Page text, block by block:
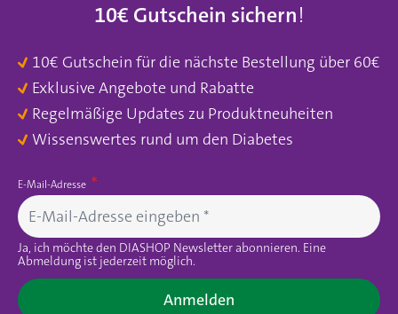
10€ Gutschein sichern!
10€ Gutschein für die nächste Bestellung über 60€
Exklusive Angebote und Rabatte
Regelmäßige Updates zu Produktneuheiten
Wissenswertes rund um den Diabetes
E-Mail-Adresse
Ja, ich möchte den DIASHOP Newsletter abonnieren. Eine
Abmeldung ist jederzeit möglich.
Anmelden